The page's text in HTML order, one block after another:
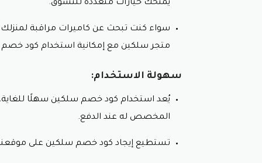
يمنحك خيارات متعددة للتسوق.
سواء كنت تبحث عن كاميرات مراقبة لمنزلك
متجر سلكين مع إمكانية استخدام كود خصم
سهولة الاستخدام:
يُعد استخدام كود خصم سلكين سهلًا
المخصص له عند الدفع.
تستطيع إيجاد كود خصم سلكين على موقعنا